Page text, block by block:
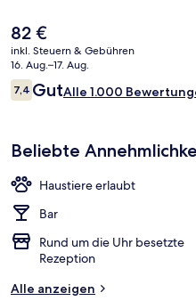
Andere Reisende mögen das
ist nur einen kurzen Fußmarsch
Verkehrsmitteln entfernt: Zur U-
Berliner Tor) bzw. 9 Minuten (U-
Der
aktuelle
Preis
beträgt
82 €.
82 €
inkl. Steuern & Gebühren
16. Aug.–17. Aug.
Bewertungen
7,47,4 von 10.
GutAlle 1.000
Beliebte
Haustiere erlaubt
Bar
Rund um die Uhr besetzte
Rezeption
Alle anzeigen